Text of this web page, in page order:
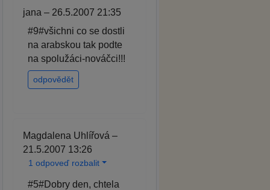
jana – 26.5.2007 21:35
#9#všichni co se dostli
na arabskou tak podte
na spolužáci-nováčci!!!
odpovědět
Magdalena Uhlířová –
21.5.2007 13:26
1 odpoveď rozbalit
#5#Dobry den, chtela